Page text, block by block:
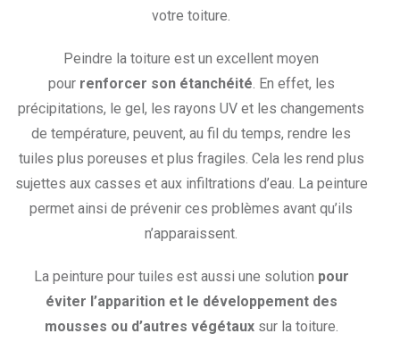
votre toiture.
Peindre la toiture est un excellent moyen
pour renforcer son étanchéité . En effet, les
précipitations, le gel, les rayons UV et les changements
de température, peuvent, au fil du temps, rendre les
tuiles plus poreuses et plus fragiles. Cela les rend plus
sujettes aux casses et aux infiltrations d’eau. La peinture
permet ainsi de prévenir ces problèmes avant qu’ils
n’apparaissent.
La peinture pour tuiles est aussi une solution pour
éviter l’apparition et le développement des
mousses ou d’autres végétauxsur la toiture.